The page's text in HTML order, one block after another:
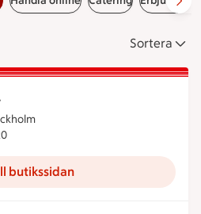
Sortera
öppen nu, stänger klockan 20
butikssidan